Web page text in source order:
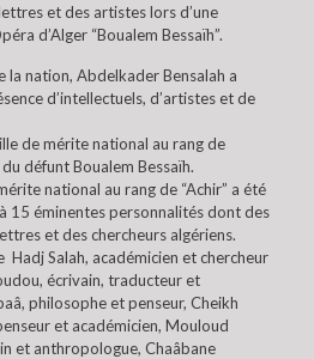
et des artistes lors d’une
d’Alger “Boualem Bessaïh”.
la nation, Abdelkader Bensalah a
d’intellectuels, d’artistes et de
de mérite national au rang de
défunt Boualem Bessaïh.
national au rang de “Achir” a été
15 éminentes personnalités dont des
et des chercheurs algériens.
Hadj Salah, académicien et chercheur
écrivain, traducteur et
philosophe et penseur, Cheikh
et académicien, Mouloud
et anthropologue, Chaâbane